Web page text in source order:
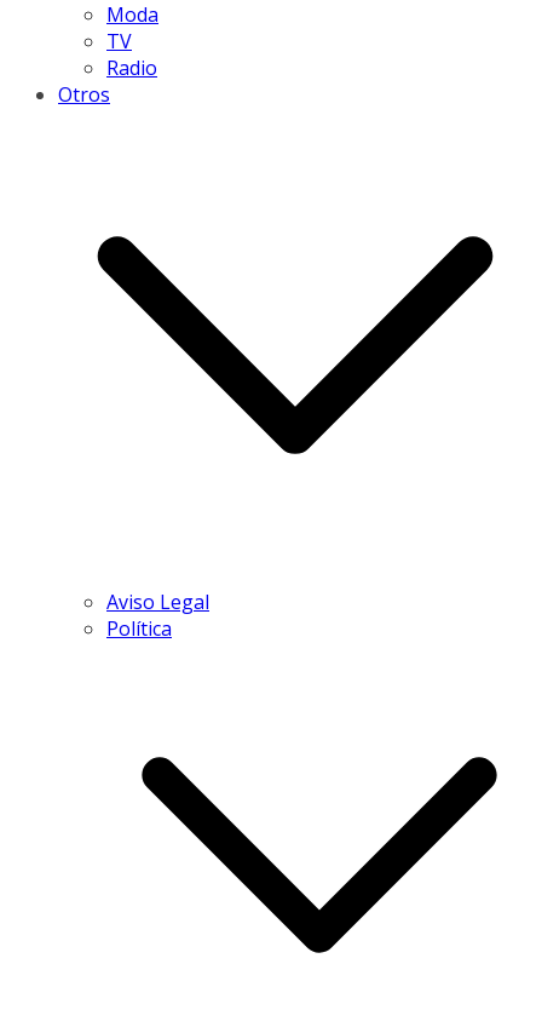
Moda
TV
Radio
Otros
Aviso Legal
Política